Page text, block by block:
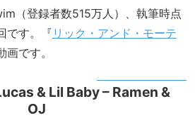
（登録者数515万人）、執筆時点
です。『 リック・アンド・モーテ
です。
& Lil Baby – Ramen &
OJ